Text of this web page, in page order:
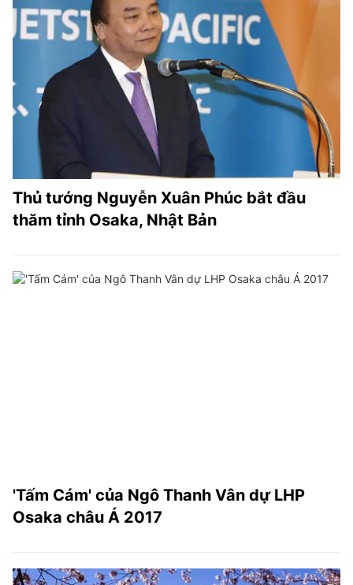
Thủ tướng Nguyễn Xuân Phúc bắt đầu
thăm tỉnh Osaka, Nhật Bản
'Tấm Cám' của Ngô Thanh Vân dự LHP
Osaka châu Á 2017